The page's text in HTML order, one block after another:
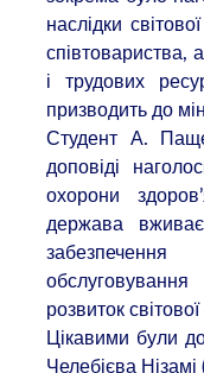
наслідки
співтовариства,
і трудових
призводить до
Студент А.
доповіді
охорони
держава
розвиток
Цікавими були
Челебієва